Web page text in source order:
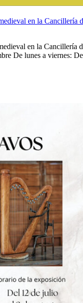
en la Cancillería
en la Cancillería
De lunes a viernes: De